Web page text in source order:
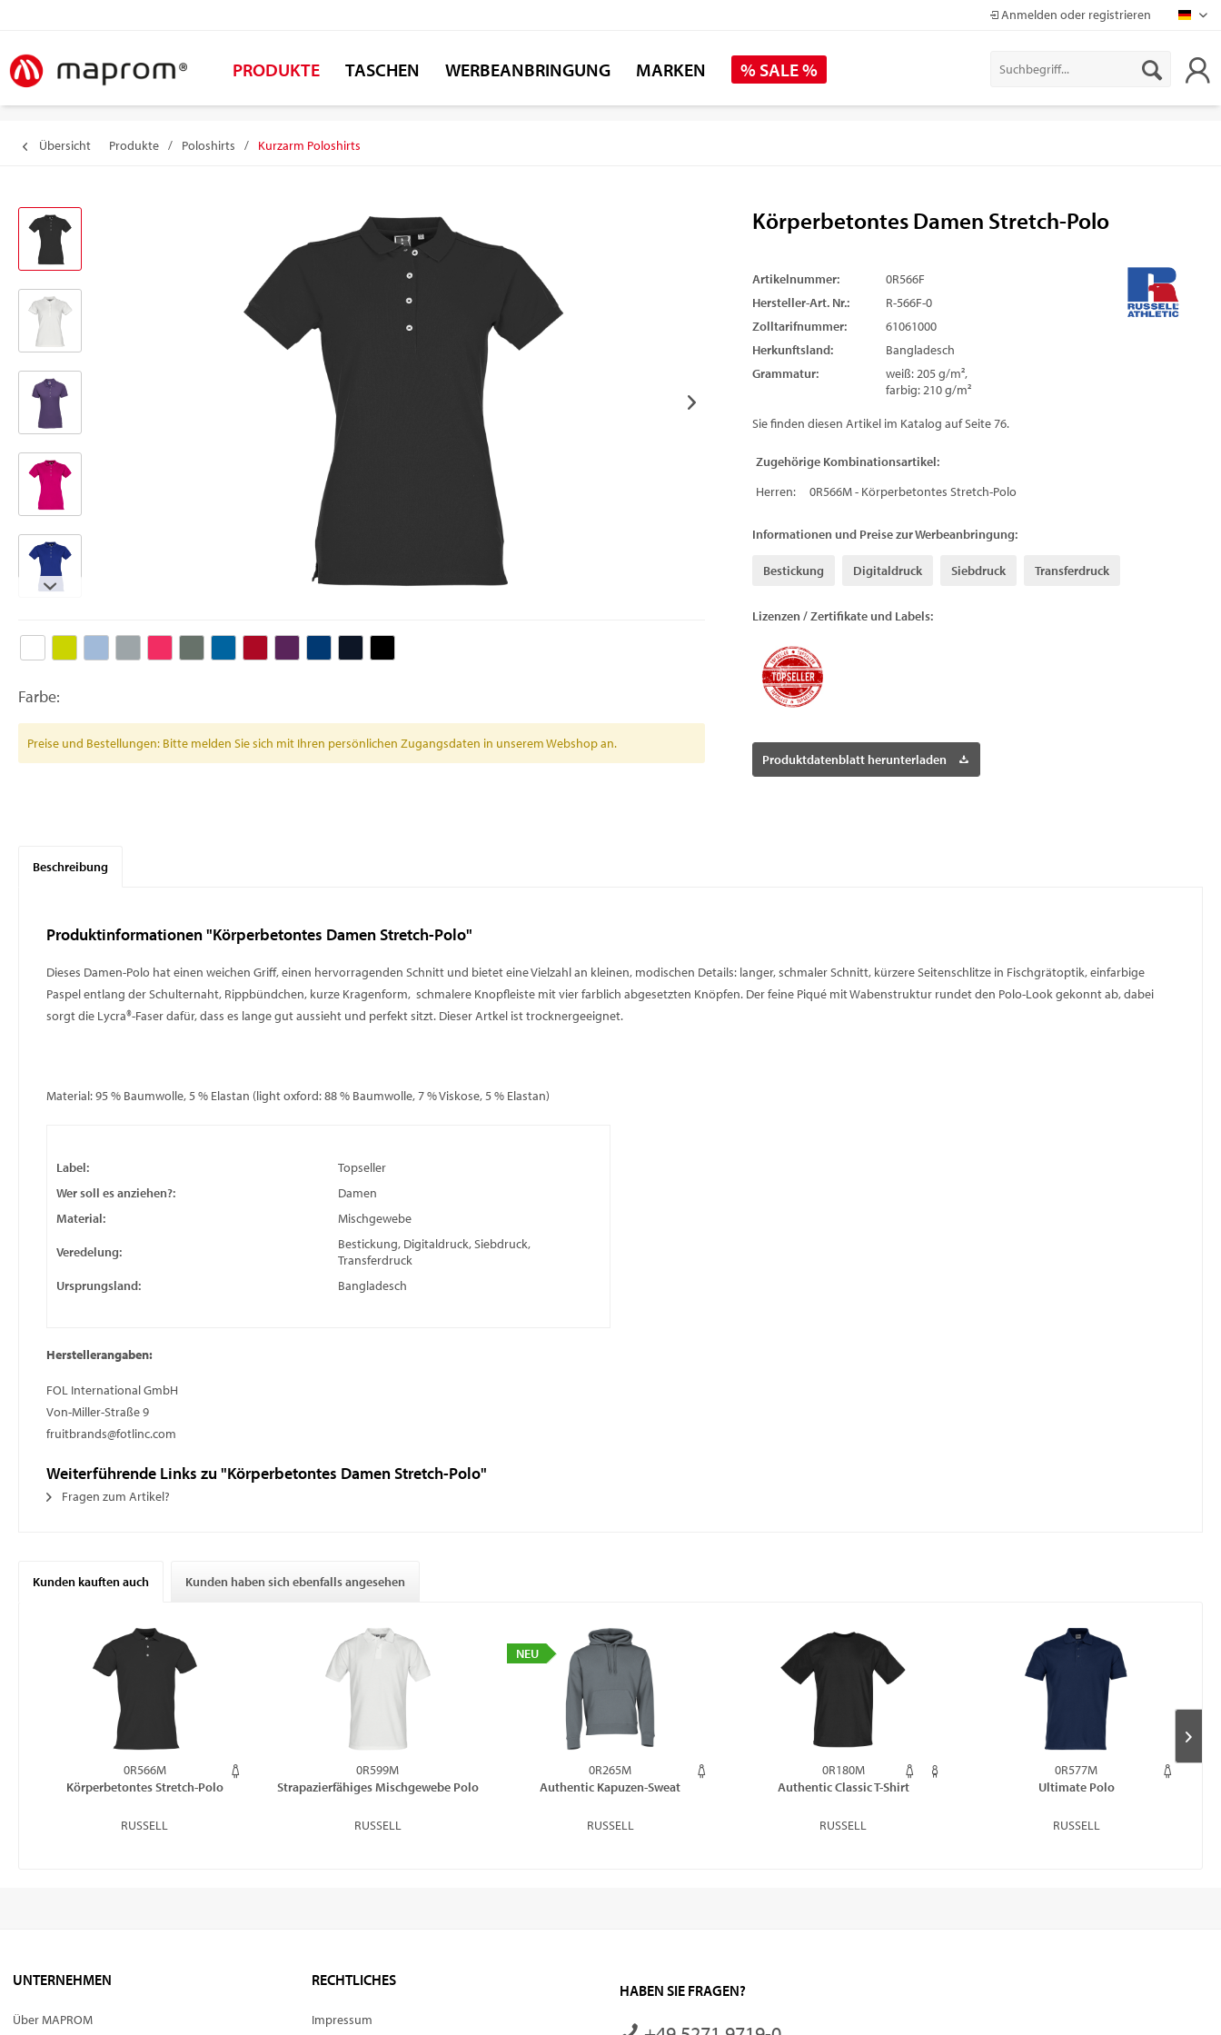
Anmelden oder registrieren
PRODUKTE TASCHEN WERBEANBRINGUNG MARKEN % SALE %
Übersicht Produkte / Poloshirts / Kurzarm Poloshirts
Farbe:
Preise und Bestellungen: Bitte melden Sie sich mit Ihren persönlichen Zugangsdaten in unserem Webshop an.
Körperbetontes Damen Stretch-Polo
Artikelnummer:
0R566F
Hersteller-Art. Nr.:
R-566F-0
Zolltarifnummer:
61061000
Herkunftsland:
Bangladesch
Grammatur:
weiß: 205 g/m²,
farbig: 210 g/m²
Sie finden diesen Artikel im Katalog auf Seite 76.
Zugehörige Kombinationsartikel:
Herren:
0R566M - Körperbetontes Stretch-Polo
Informationen und Preise zur Werbeanbringung:
Bestickung Digitaldruck Siebdruck Transferdruck
Lizenzen / Zertifikate und Labels:
Produktdatenblatt herunterladen
Beschreibung
Produktinformationen "Körperbetontes Damen Stretch-Polo"
Dieses Damen-Polo hat einen weichen Griff, einen hervorragenden Schnitt und bietet eine Vielzahl an kleinen, modischen Details: langer, schmaler Schnitt, kürzere Seitenschlitze in Fischgrätoptik, einfarbige
Paspel entlang der Schulternaht, Rippbündchen, kurze Kragenform, schmalere Knopfleiste mit vier farblich abgesetzten Knöpfen. Der feine Piqué mit Wabenstruktur rundet den Polo-Look gekonnt ab, dabei
sorgt die Lycra®-Faser dafür, dass es lange gut aussieht und perfekt sitzt. Dieser Artkel ist trocknergeeignet.
Material: 95 % Baumwolle, 5 % Elastan (light oxford: 88 % Baumwolle, 7 % Viskose, 5 % Elastan)
Label:
Topseller
Wer soll es anziehen?:
Damen
Material:
Mischgewebe
Veredelung:
Bestickung, Digitaldruck, Siebdruck,
Transferdruck
Ursprungsland:
Bangladesch
Herstellerangaben:
FOL International GmbH
Von-Miller-Straße 9
fruitbrands@fotlinc.com
Weiterführende Links zu "Körperbetontes Damen Stretch-Polo"
Fragen zum Artikel?
Kunden kauften auch Kunden haben sich ebenfalls angesehen
0R566M
Körperbetontes Stretch-Polo
RUSSELL
0R599M
Strapazierfähiges Mischgewebe Polo
RUSSELL
NEU
0R265M
Authentic Kapuzen-Sweat
RUSSELL
0R180M
Authentic Classic T-Shirt
RUSSELL
0R577M
Ultimate Polo
RUSSELL
UNTERNEHMEN
Über MAPROM
RECHTLICHES
Impressum
HABEN SIE FRAGEN?